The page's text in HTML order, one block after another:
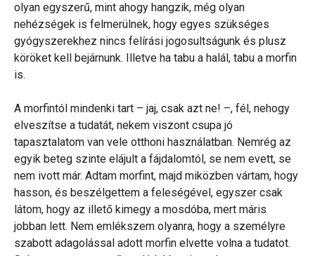
olyan egyszerű, mint ahogy hangzik, még olyan
nehézségek is felmerülnek, hogy egyes szükséges
gyógyszerekhez nincs felírási jogosultságunk és plusz
köröket kell bejárnunk. Illetve ha tabu a halál, tabu a morfin
is.
A morfintól mindenki tart – jaj, csak azt ne! –, fél, nehogy
elveszítse a tudatát, nekem viszont csupa jó
tapasztalatom van vele otthoni használatban. Nemrég az
egyik beteg szinte elájult a fájdalomtól, se nem evett, se
nem ivott már. Adtam morfint, majd miközben vártam, hogy
hasson, és beszélgettem a feleségével, egyszer csak
látom, hogy az illető kimegy a mosdóba, mert máris
jobban lett. Nem emlékszem olyanra, hogy a személyre
szabott adagolással adott morfin elvette volna a tudatot.